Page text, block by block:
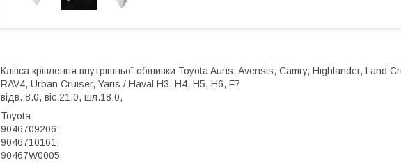
Кліпса кріплення внутрішньої обшивки Toyota Auris, Avensis, Camry, Highlander, Land
RAV4, Urban Cruiser, Yaris / Haval H3, H4, H5, H6, F7
відв. 8.0, віс.21.0, шл.18.0,
Toyota
9046709206;
9046710161;
90467W0005